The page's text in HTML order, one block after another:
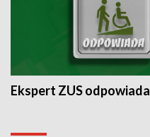
Ekspert ZUS odpowiada